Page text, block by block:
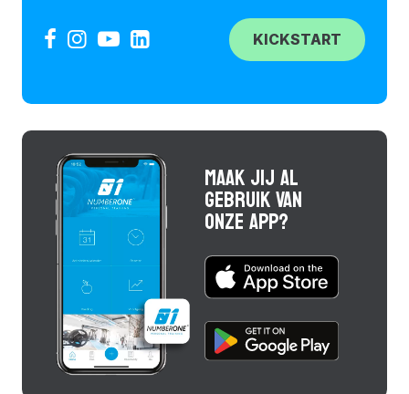
KICKSTART
MAAK JIJ AL
GEBRUIK VAN
ONZE APP?